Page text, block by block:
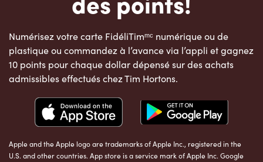
Numérisez votre carte FidéliTimᵐᶜ numérique ou de
plastique ou commandez à l’avance via l’appli et gagnez
10 points pour chaque dollar dépensé sur des achats
admissibles effectués chez Tim Hortons.
Apple and the Apple logo are trademarks of Apple Inc., registered in the
U.S. and other countries. App store is a service mark of Apple Inc. Google